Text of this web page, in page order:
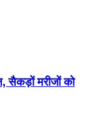
सैकड़ों मरीजों को